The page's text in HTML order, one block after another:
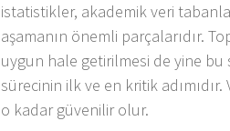
istatistikler, akademik veri
aşamanın önemli parçalarıdır.
uygun hale getirilmesi de yine bu
sürecinin ilk ve en kritik
o kadar güvenilir olur.